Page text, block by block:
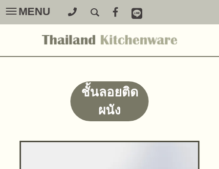
Toggle
navigation
MENU
ชั้นลอยติด
ผนัง